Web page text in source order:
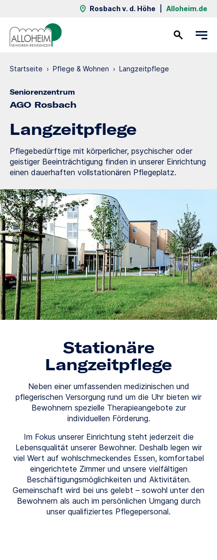
Rosbach v. d. Höhe Alloheim.de
Startseite › Pflege & Wohnen › Langzeit­pflege
Seniorenzentrum
AGO Rosbach
Langzeit­pflege
Pflegebedürftige mit körperlicher, psychischer oder
geistiger Beeinträchtigung finden in unserer Einrichtung
einen dauerhaften vollstationären Pflegeplatz.
Stationäre
Langzeitpflege
Neben einer umfassenden medizinischen und
pflegerischen Versorgung rund um die Uhr bieten wir
Bewohnern spezielle Therapieangebote zur
individuellen Förderung.
Im Fokus unserer Einrichtung steht jederzeit die
Lebensqualität unserer Bewohner. Deshalb legen wir
viel Wert auf wohlschmeckendes Essen, komfortabel
eingerichtete Zimmer und unsere vielfältigen
Beschäftigungsmöglichkeiten und Aktivitäten.
Gemeinschaft wird bei uns gelebt – sowohl unter den
Bewohnern als auch im persönlichen Umgang durch
unser qualifiziertes Pflegepersonal.